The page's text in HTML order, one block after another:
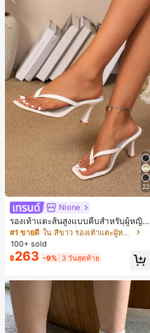
22
Nione
รองเท้าแตะส้นสูงแบบคีบสำหรับผู้หญิง
สไตล์คลาสสิก สีบล็อก สไตล์แฟรี่ฤดูร้อ
น ส้นเข็ม รองเท้าแตะแบบคีบ รองเท้าแ
ตะชายหาดแฟชั่นสายไขว้ รองเท้าผู้ห
ญิง สำหรับออฟฟิศ บ้าน กลางแจ้ง ดีไซ
น์หัวเหลี่ยม ชิคและหรูหรา สำหรับเดทไ
นท์
#1 ขายดี
ใน สีขาว รองเท้าแตะผู้หญิง
100+ sold
฿263 -9% 3 วันสุดท้าย